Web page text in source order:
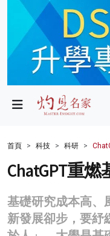
政局
財經
生活
商業
首頁 科技 科研
ChatGPT重
基礎研究成本高、
新發展卻步，要紓